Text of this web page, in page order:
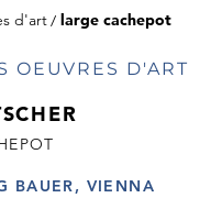
d'art large cachepot
OEUVRES D'ART
BAUER, VIENNA